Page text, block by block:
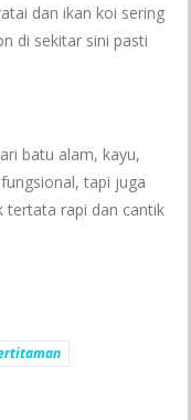
dan ikan koi sering
di sekitar sini pasti
batu alam, kayu,
tapi juga
tertata rapi dan cantik